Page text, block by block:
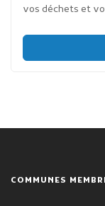
vos déchets et
COMMUNES